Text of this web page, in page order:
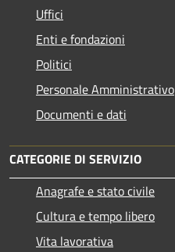
Uffici
Enti e fondazioni
Politici
Personale Amministrativo
Documenti e dati
CATEGORIE DI SERVIZIO
Anagrafe e stato civile
Cultura e tempo libero
Vita lavorativa